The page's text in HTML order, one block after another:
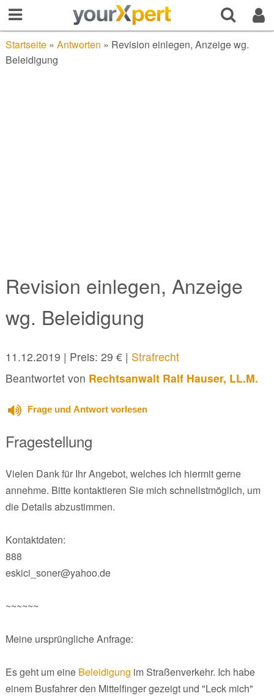
Startseite» Antworten » Revision einlegen, Anzeige wg.
Beleidigung
Revision einlegen, Anzeige
wg. Beleidigung
11.12.2019 | Preis: 29 € | Strafrecht
Beantwortet von Rechtsanwalt Ralf Hauser, LL.M.
Frage und Antwort vorlesen
Fragestellung
Vielen Dank für Ihr Angebot, welches ich hiermit gerne
annehme. Bitte kontaktieren Sie mich schnellstmöglich, um
die Details abzustimmen.
Kontaktdaten:
888
eskici_soner@yahoo.de
~~~~~~
Meine ursprüngliche Anfrage:
Es geht um eine Beleidigung im Straßenverkehr. Ich habe
einem Busfahrer den Mittelfinger gezeigt und "Leck mich"